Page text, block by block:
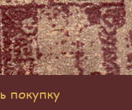
покупку